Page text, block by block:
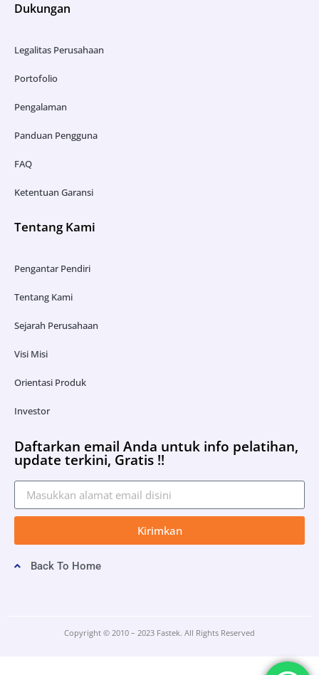
Dukungan
Legalitas Perusahaan
Portofolio
Pengalaman
Panduan Pengguna
FAQ
Ketentuan Garansi
Tentang Kami
Pengantar Pendiri
Tentang Kami
Sejarah Perusahaan
Visi Misi
Orientasi Produk
Investor
Daftarkan email Anda untuk info pelatihan,
update terkini, Gratis !!
Kirimkan
Back To Home
Copyright © 2010 – 2023 Fastek. All Rights Reserved